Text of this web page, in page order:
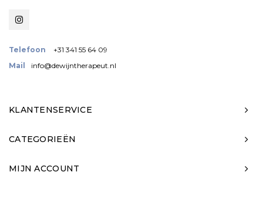
Telefoon
+31 341 55 64 09
Mail
info@dewijntherapeut.nl
KLANTENSERVICE
CATEGORIEËN
MIJN ACCOUNT